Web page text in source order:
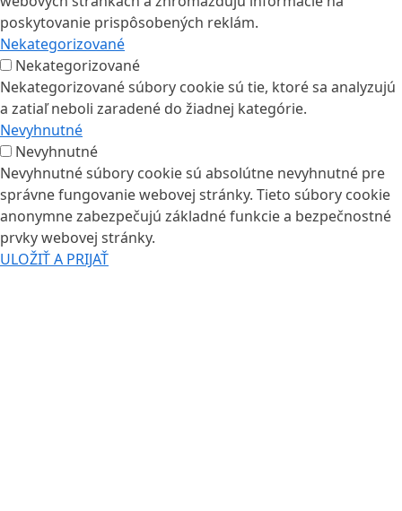
poskytovanie prispôsobených reklám.
Nekategorizované
Nekategorizované
Nekategorizované súbory cookie sú tie, ktoré sa analyzujú
a zatiaľ neboli zaradené do žiadnej kategórie.
Nevyhnutné
Nevyhnutné
Nevyhnutné súbory cookie sú absolútne nevyhnutné pre
správne fungovanie webovej stránky. Tieto súbory cookie
anonymne zabezpečujú základné funkcie a bezpečnostné
prvky webovej stránky.
ULOŽIŤ A PRIJAŤ